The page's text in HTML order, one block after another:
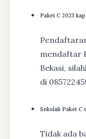
Paket C 2023
mendaftar
Bekasi,
di
Sekolah Paket C
Tidak ada